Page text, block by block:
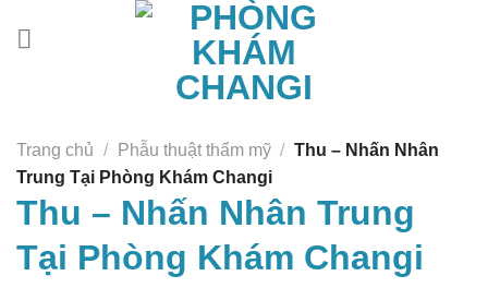
Trang chủ / Phẫu thuật thẩm mỹ / Thu – Nhấn Nhân
Trung Tại Phòng Khám Changi
Thu – Nhấn Nhân Trung
Tại Phòng Khám Changi